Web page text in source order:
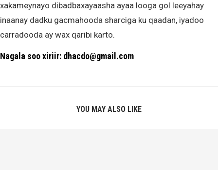
xakameynayo dibadbaxayaasha ayaa looga gol leeyahay
inaanay dadku gacmahooda sharciga ku qaadan, iyadoo
carradooda ay wax qaribi karto.
Nagala soo xiriir: dhacdo@gmail.com
YOU MAY ALSO LIKE